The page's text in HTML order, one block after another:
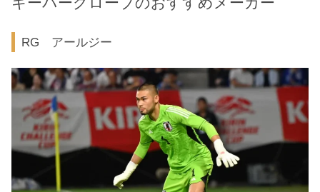
RG アールジー